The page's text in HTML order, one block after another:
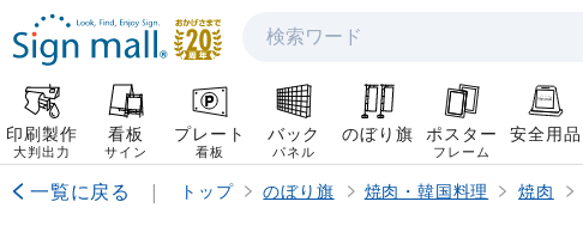
検索
印刷製作
大判出力
看板
サイン
プレート
看板
バック
パネル
のぼり旗 ポスター
フレーム
安全用品
一覧に戻る | トップ のぼり旗 焼肉・韓国料理 焼肉